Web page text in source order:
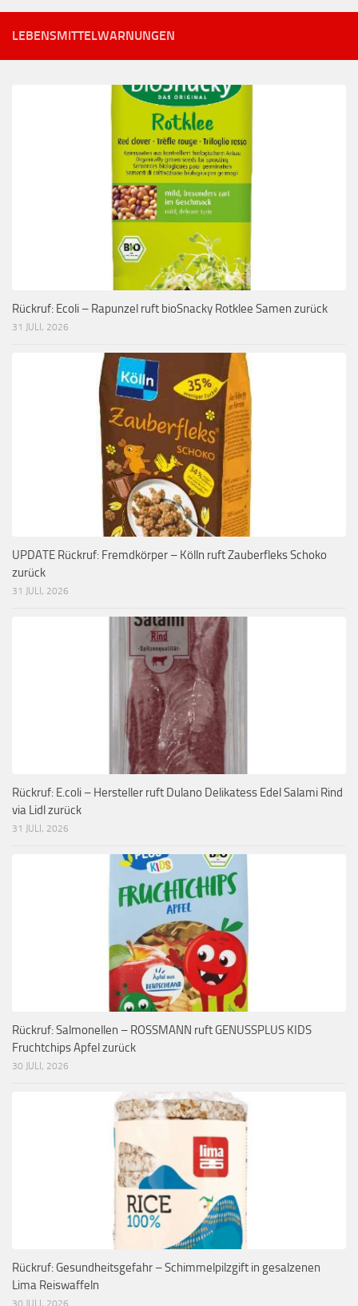
LEBENSMITTELWARNUNGEN
Rückruf: Ecoli – Rapunzel ruft bioSnacky Rotklee Samen zurück
31 JULI, 2026
UPDATE Rückruf: Fremdkörper – Kölln ruft Zauberfleks Schoko
zurück
31 JULI, 2026
Rückruf: E.coli – Hersteller ruft Dulano Delikatess Edel Salami Rind
via Lidl zurück
31 JULI, 2026
Rückruf: Salmonellen – ROSSMANN ruft GENUSSPLUS KIDS
Fruchtchips Apfel zurück
30 JULI, 2026
Rückruf: Gesundheitsgefahr – Schimmelpilzgift in gesalzenen
Lima Reiswaffeln
30 JULI, 2026